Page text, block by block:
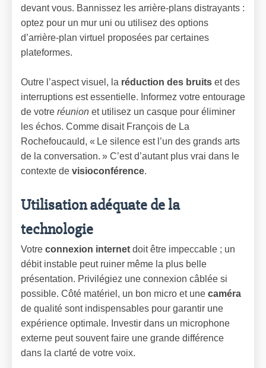
devant vous. Bannissez les arrière-plans distrayants :
optez pour un mur uni ou utilisez des options
d’arrière-plan virtuel proposées par certaines
plateformes.
Outre l’aspect visuel, la réduction des bruits et des
interruptions est essentielle. Informez votre entourage
de votre réunion et utilisez un casque pour éliminer
les échos. Comme disait François de La
Rochefoucauld, « Le silence est l’un des grands arts
de la conversation. » C’est d’autant plus vrai dans le
contexte de visioconférence.
Utilisation adéquate de la
technologie
Votre connexion internet doit être impeccable ; un
débit instable peut ruiner même la plus belle
présentation. Privilégiez une connexion câblée si
possible. Côté matériel, un bon micro et une caméra
de qualité sont indispensables pour garantir une
expérience optimale. Investir dans un microphone
externe peut souvent faire une grande différence
dans la clarté de votre voix.